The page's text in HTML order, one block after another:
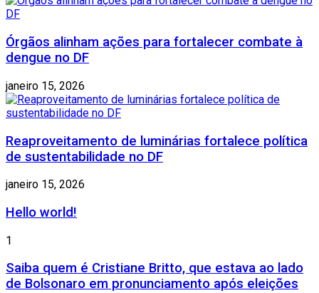
Órgãos alinham ações para fortalecer combate à
dengue no DF
janeiro 15, 2026
Reaproveitamento de luminárias fortalece política
de sustentabilidade no DF
janeiro 15, 2026
Hello world!
1
Saiba quem é Cristiane Britto, que estava ao lado
de Bolsonaro em pronunciamento após eleições